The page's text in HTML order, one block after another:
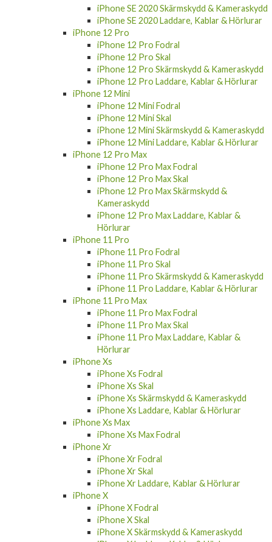
iPhone SE 2020 Skärmskydd & Kameraskydd
iPhone SE 2020 Laddare, Kablar & Hörlurar
iPhone 12 Pro
iPhone 12 Pro Fodral
iPhone 12 Pro Skal
iPhone 12 Pro Skärmskydd & Kameraskydd
iPhone 12 Pro Laddare, Kablar & Hörlurar
iPhone 12 Mini
iPhone 12 Mini Fodral
iPhone 12 Mini Skal
iPhone 12 Mini Skärmskydd & Kameraskydd
iPhone 12 Mini Laddare, Kablar & Hörlurar
iPhone 12 Pro Max
iPhone 12 Pro Max Fodral
iPhone 12 Pro Max Skal
iPhone 12 Pro Max Skärmskydd &
Kameraskydd
iPhone 12 Pro Max Laddare, Kablar &
Hörlurar
iPhone 11 Pro
iPhone 11 Pro Fodral
iPhone 11 Pro Skal
iPhone 11 Pro Skärmskydd & Kameraskydd
iPhone 11 Pro Laddare, Kablar & Hörlurar
iPhone 11 Pro Max
iPhone 11 Pro Max Fodral
iPhone 11 Pro Max Skal
iPhone 11 Pro Max Laddare, Kablar &
Hörlurar
iPhone Xs
iPhone Xs Fodral
iPhone Xs Skal
iPhone Xs Skärmskydd & Kameraskydd
iPhone Xs Laddare, Kablar & Hörlurar
iPhone Xs Max
iPhone Xs Max Fodral
iPhone Xr
iPhone Xr Fodral
iPhone Xr Skal
iPhone Xr Laddare, Kablar & Hörlurar
iPhone X
iPhone X Fodral
iPhone X Skal
iPhone X Skärmskydd & Kameraskydd